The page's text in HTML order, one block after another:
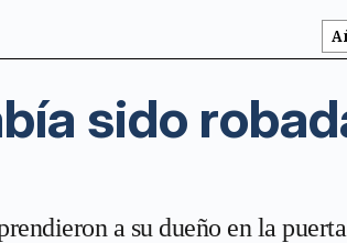
sido
a su dueño en la